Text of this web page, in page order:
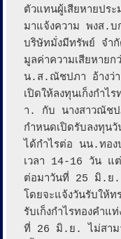
ตัวแทนผู้เสียหายป
มาแจ้งความ พงส.
บริษัทมั่งมีทรัพย์ จำกั
มูลค่าความเสียหาย
น.ส.ณัชปภา อ้างว่า
เปิดให้ลงทุนเก็งกำ
า. กับ นางสาวณัชป
กำหนดเปิดรับลงทุ
ได้กำไรต่อ นน.ทอ
เวลา 14-16 วัน แต่
ต่อมาวันที่ 25 มิ.ย.
โดยจะแจ้งวันรับให้
รับเก็งกำไรทองคำ
ที่ 26 มิ.ย. ไม่สาม